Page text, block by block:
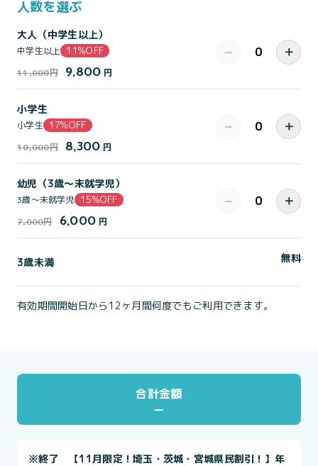
人数を選ぶ
大人（中学生以上）
中学生以上 11%OFF
11,000円 9,800 円
− ＋
小学生
小学生 17%OFF
10,000円 8,300 円
− ＋
幼児（3歳～未就学児）
3歳～未就学児 15%OFF
7,000円 6,000 円
− ＋
3歳未満 無料
有効期間開始日から12ヶ月間何度でもご利用できます。
合計金額
※終了 【11月限定！埼玉・茨城・宮城県民割引！】年